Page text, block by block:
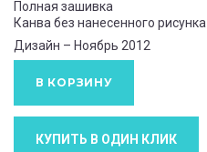
Полная зашивка
Канва без нанесенного рисунка
Дизайн – Ноябрь 2012
В КОРЗИНУ
КУПИТЬ В ОДИН КЛИК